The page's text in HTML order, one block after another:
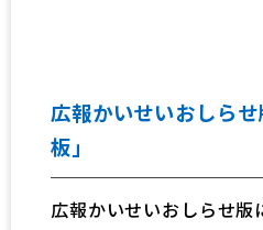
広報かいせいおしら
板」
広報かいせいおしらせ版